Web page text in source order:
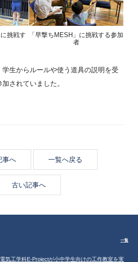
挑戦す
「早撃ちMESH」に挑戦する参加
者
生からルールや使う道具の説明を受
されていました。
事へ 一覧へ戻る
古い記事へ
一覧
気工学科E-Projectが小中学生向けの工作教室を実